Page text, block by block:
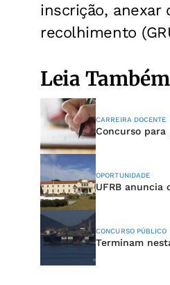
inscrição,
recolhimento
Leia
CARREIRA DOCENTE
Concurso
OPORTUNIDADE
UFRB anuncia
CONCURSO PÚBLICO
Terminam